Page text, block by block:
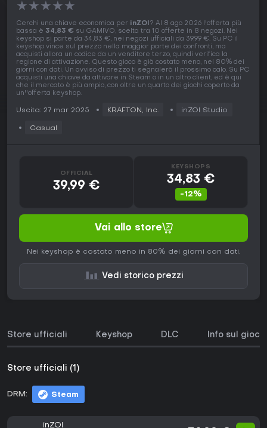
★★★★★
Cerchi una chiave economica per inZOI? Al 8 ago 2026 l'offerta più
bassa è 34,83 € su GAMIVO, scelta tra 10 offerte in 8 negozi. Nei
keyshop si parte da 34,83 €, nei negozi ufficiali da 39,99 €. Su PC il
keyshop vince sul prezzo nella maggior parte dei confronti, ma
acquisti allora un codice da un venditore terzo, quindi verifica la
regione di attivazione. Questo gioco è già costato meno, nel 80% dei
giorni con dati. Un avviso di prezzo ti segnalerà il prossimo calo. Su PC
acquisti una chiave da attivare in Steam o in un altro client, ed è qui
che il mercato è più ampio, con oltre un quarto dei giochi coperto da
un''offerta keyshop.
Uscita: 27 mar 2025 KRAFTON, Inc. inZOI Studio
Casual
OFFICIAL
39,99 €
KEYSHOPS
34,83 €
-12%
Vai allo store
Nei keyshop è costato meno in 80% dei giorni con dati.
Vedi storico prezzi
Store ufficiali Keyshop DLC Info sul gioco
Store ufficiali (1)
DRM: Steam
inZOI